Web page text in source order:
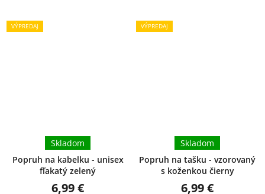
VÝPREDAJ
Popruh na kabelku - unisex
fľakatý zelený
Skladom
6,99 €
VÝPREDAJ
Popruh na tašku - vzorovaný
s koženkou čierny
Skladom
6,99 €